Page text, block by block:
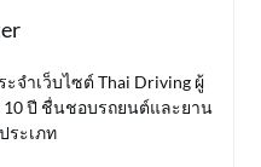
จำเว็บไซต์ Thai Driving ผู้
10 ปี ชื่นชอบรถยนต์และยาน
ระเภท